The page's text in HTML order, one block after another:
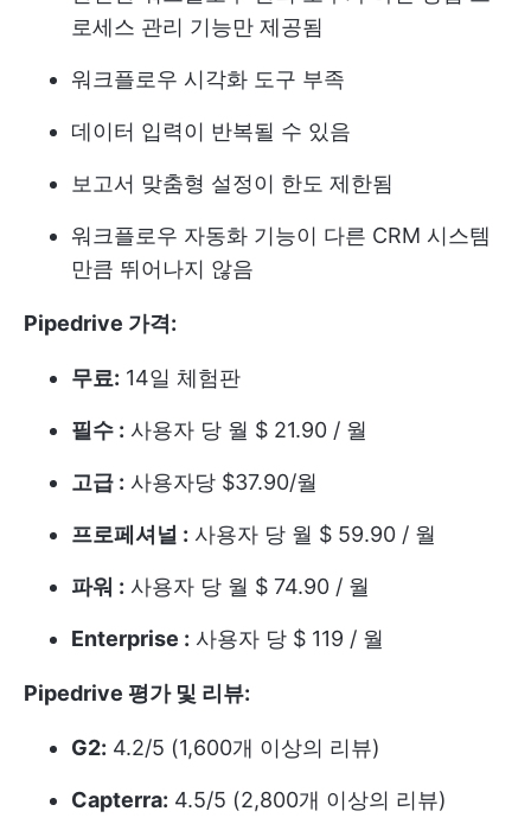
로세스 관리 기능만 제공됨
워크플로우 시각화 도구 부족
데이터 입력이 반복될 수 있음
보고서 맞춤형 설정이 한도 제한됨
워크플로우 자동화 기능이 다른 CRM 시스템
만큼 뛰어나지 않음
Pipedrive 가격:
무료: 14일 체험판
필수 : 사용자 당 월 $ 21.90 / 월
고급 : 사용자당 $37.90/월
프로페셔널 : 사용자 당 월 $ 59.90 / 월
파워 : 사용자 당 월 $ 74.90 / 월
Enterprise : 사용자 당 $ 119 / 월
Pipedrive 평가 및 리뷰:
G2: 4.2/5 (1,600개 이상의 리뷰)
Capterra: 4.5/5 (2,800개 이상의 리뷰)